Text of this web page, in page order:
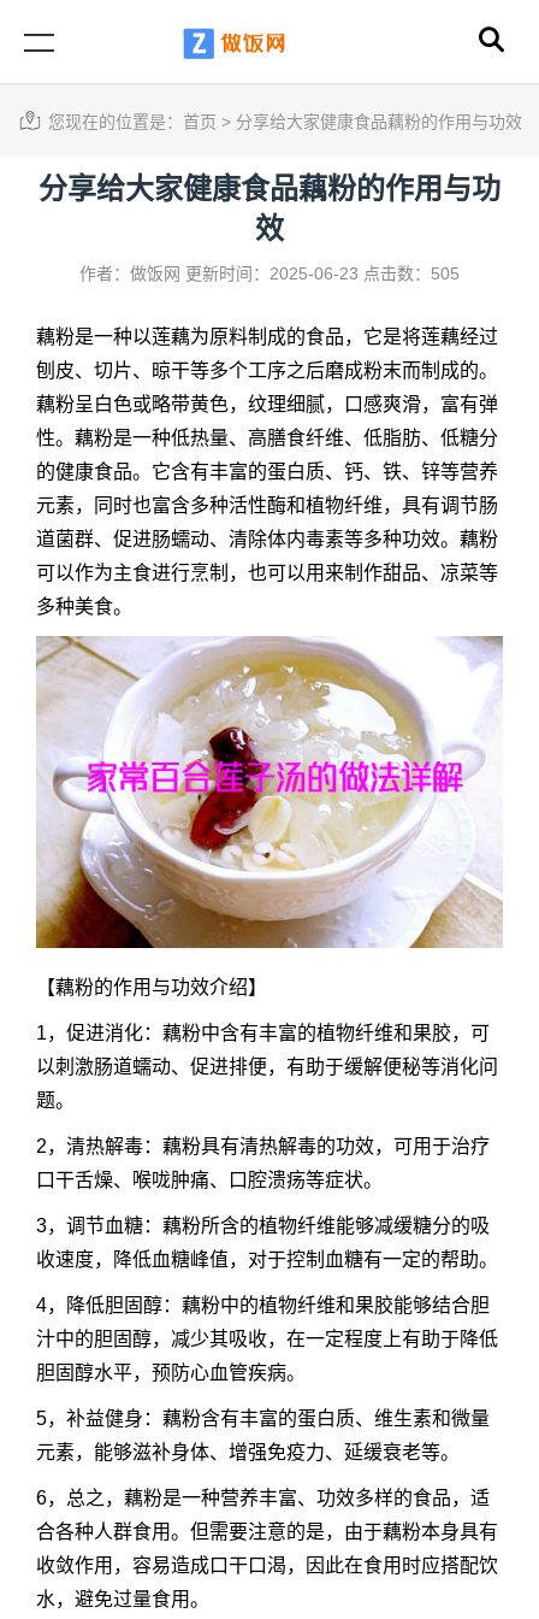
您现在的位置是： 首页 > 分享给大家健康食品藕粉的作用与功效
分享给大家健康食品藕粉的作用与功
效
作者：做饭网 更新时间：2025-06-23 点击数：505
藕粉是一种以莲藕为原料制成的食品，它是将莲藕经过
刨皮、切片、晾干等多个工序之后磨成粉末而制成的。
藕粉呈白色或略带黄色，纹理细腻，口感爽滑，富有弹
性。藕粉是一种低热量、高膳食纤维、低脂肪、低糖分
的健康食品。它含有丰富的蛋白质、钙、铁、锌等营养
元素，同时也富含多种活性酶和植物纤维，具有调节肠
道菌群、促进肠蠕动、清除体内毒素等多种功效。藕粉
可以作为主食进行烹制，也可以用来制作甜品、凉菜等
多种美食。
【藕粉的作用与功效介绍】
1，促进消化：藕粉中含有丰富的植物纤维和果胶，可
以刺激肠道蠕动、促进排便，有助于缓解便秘等消化问
题。
2，清热解毒：藕粉具有清热解毒的功效，可用于治疗
口干舌燥、喉咙肿痛、口腔溃疡等症状。
3，调节血糖：藕粉所含的植物纤维能够减缓糖分的吸
收速度，降低血糖峰值，对于控制血糖有一定的帮助。
4，降低胆固醇：藕粉中的植物纤维和果胶能够结合胆
汁中的胆固醇，减少其吸收，在一定程度上有助于降低
胆固醇水平，预防心血管疾病。
5，补益健身：藕粉含有丰富的蛋白质、维生素和微量
元素，能够滋补身体、增强免疫力、延缓衰老等。
6，总之，藕粉是一种营养丰富、功效多样的食品，适
合各种人群食用。但需要注意的是，由于藕粉本身具有
收敛作用，容易造成口干口渴，因此在食用时应搭配饮
水，避免过量食用。